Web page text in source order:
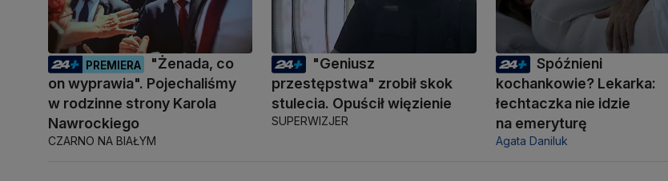
PREMIERA
"Żenada, co
on wyprawia". Pojechaliśmy
w rodzinne strony Karola
Nawrockiego
CZARNO NA BIAŁYM
"Geniusz
przestępstwa" zrobił skok
stulecia. Opuścił więzienie
SUPERWIZJER
Spóźnieni
kochankowie? Lekarka:
łechtaczka nie idzie
na emeryturę
Agata Daniluk